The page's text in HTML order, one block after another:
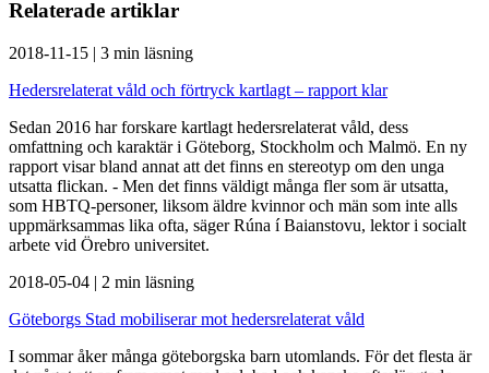
Relaterade artiklar
2018-11-15 | 3 min läsning
Hedersrelaterat våld och förtryck kartlagt – rapport klar
Sedan 2016 har forskare kartlagt hedersrelaterat våld, dess
omfattning och karaktär i Göteborg, Stockholm och Malmö. En ny
rapport visar bland annat att det finns en stereotyp om den unga
utsatta flickan. - Men det finns väldigt många fler som är utsatta,
som HBTQ-personer, liksom äldre kvinnor och män som inte alls
uppmärksammas lika ofta, säger Rúna í Baianstovu, lektor i socialt
arbete vid Örebro universitet.
2018-05-04 | 2 min läsning
Göteborgs Stad mobiliserar mot hedersrelaterat våld
I sommar åker många göteborgska barn utomlands. För det flesta är